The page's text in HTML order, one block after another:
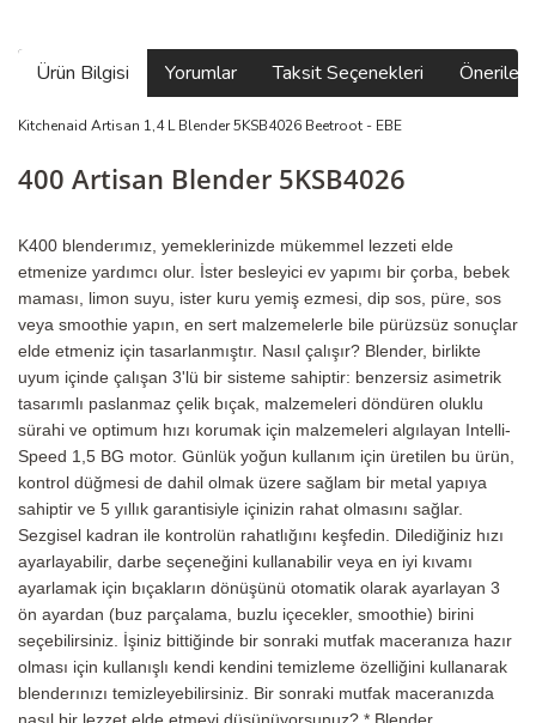
Ürün Bilgisi Yorumlar Taksit Seçenekleri
Kitchenaid Artisan 1,4 L Blender 5KSB4026 Beetroot - EBE
400 Artisan Blender 5KSB4026
K400 blenderımız, yemeklerinizde mükemmel lezzeti elde
etmenize yardımcı olur. İster besleyici ev yapımı bir çorba, bebek
maması, limon suyu, ister kuru yemiş ezmesi, dip sos, püre, sos
veya smoothie yapın, en sert malzemelerle bile pürüzsüz sonuçlar
elde etmeniz için tasarlanmıştır. Nasıl çalışır? Blender, birlikte
uyum içinde çalışan 3'lü bir sisteme sahiptir: benzersiz asimetrik
tasarımlı paslanmaz çelik bıçak, malzemeleri döndüren oluklu
sürahi ve optimum hızı korumak için malzemeleri algılayan Intelli-
Speed 1,5 BG motor. Günlük yoğun kullanım için üretilen bu ürün,
kontrol düğmesi de dahil olmak üzere sağlam bir metal yapıya
sahiptir ve 5 yıllık garantisiyle içinizin rahat olmasını sağlar.
Sezgisel kadran ile kontrolün rahatlığını keşfedin. Dilediğiniz hızı
ayarlayabilir, darbe seçeneğini kullanabilir veya en iyi kıvamı
ayarlamak için bıçakların dönüşünü otomatik olarak ayarlayan 3
ön ayardan (buz parçalama, buzlu içecekler, smoothie) birini
seçebilirsiniz. İşiniz bittiğinde bir sonraki mutfak maceranıza hazır
olması için kullanışlı kendi kendini temizleme özelliğini kullanarak
blenderınızı temizleyebilirsiniz. Bir sonraki mutfak maceranızda